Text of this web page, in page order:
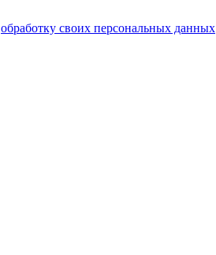
обработку своих персональных данных